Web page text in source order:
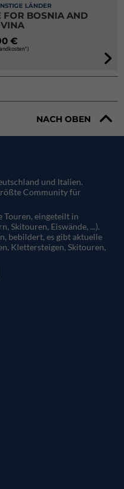
LÄNDER
FOR BOSNIA AND
€
NACH OBEN
und Italien.
Community für
Touren, eingeteilt in
Skitouren, Eiswände, ...).
bebildert, es gibt aktuelle
Klettersteigen, Skitouren,